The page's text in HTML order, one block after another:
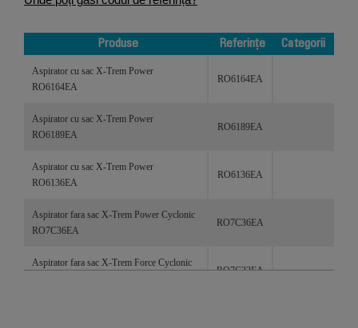
Produse Referințe
Categorii
Aspirator cu sac X-Trem Power
RO6164EA
RO6164EA
Aspirator cu sac X-Trem Power
RO6189EA
RO6189EA
Aspirator cu sac X-Trem Power
RO6136EA
RO6136EA
Aspirator fara sac X-Trem Power Cyclonic
RO7C36EA
RO7C36EA
Aspirator fara sac X-Trem Force Cyclonic
RO7C32EA